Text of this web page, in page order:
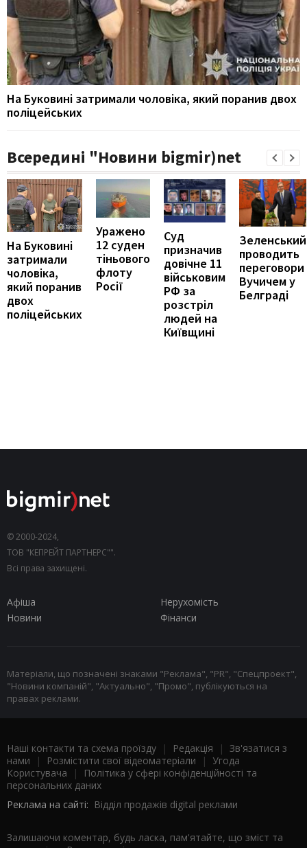
На Буковині затримали чоловіка, який поранив двох
поліцейських
Всередині "Новини bigmir)net
На Буковині
затримали
чоловіка,
який поранив
двох
поліцейських
Уражено
12 суден
тіньового
флоту
Росії
Суд
призначив
довічне 11
військовим
РФ за
розстріл
людей на
Київщині
Зеленський
проводить
переговори
Вучичем у
Белграді
© 2000-2024,
ТОВ "КЕПРЕЙТ ПАРТНЕРС"".
Всі права захищені.
Афіша
Нерухомість
Новини
Фінанси
Матеріали, що позначені знаками "Реклама", "PR", "Спецпроект",
"Новини компаній", "Актуально", "Промо", публікуються на
правах реклами.
Наші контакти та схема проїзду | Редакція | Зв'язатися з
нами | Розмістити свої відеоматеріали | Угода
Користувача |
Політика у сфері конфіденційності та
персональних даних
Реклама на сайті: Відділ продажів digital реклами
Залишаючи коментар, будь ласка, пам'ятайте, що зміст та